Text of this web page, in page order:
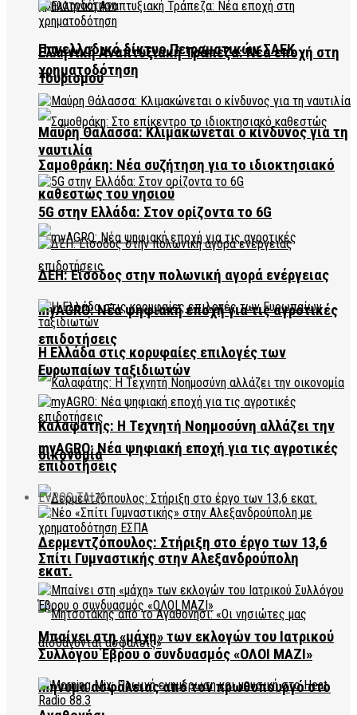
Πανελλαδικό δίκτυο Πειραματικών ΣΑΕΚ
Τουρισμού
Σαμοθράκη: Νέα συζήτηση για το ιδιοκτησιακό
καθεστώς του νησιού
myAGRO: Νέα ψηφιακή εποχή για τις αγροτικές
επιδοτήσεις
Καλαφάτης: Η Τεχνητή Νοημοσύνη αλλάζει την
οικονομία
Δερμεντζόπουλος: Στήριξη στο έργο των 13,6
εκατ.
Μήνυμα ασφάλειας από τον πρωθυπουργό στο
Ελληνική Αναπτυξιακή Τράπεζα: Νέα εποχή στη
χρηματοδότηση
Μαύρη Θάλασσα: Κλιμακώνεται ο κίνδυνος για τη
ναυτιλία
5G στην Ελλάδα: Στον ορίζοντα το 6G
ΔΕΗ: Είσοδος στην πολωνική αγορά ενέργειας
Η Ελλάδα στις κορυφαίες επιλογές των
Ευρωπαίων ταξιδιωτών
myAGRO: Νέα ψηφιακή εποχή για τις αγροτικές
επιδοτήσεις
EVROS TALK
Σπίτι Γυμναστικής στην Αλεξανδρούπολη
Μπαίνει στη «μάχη» των εκλογών του Ιατρικού
Συλλόγου Έβρου ο συνδυασμός «ΟΛΟΙ ΜΑΖΙ»